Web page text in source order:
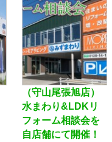
（守山尾張旭店）
水まわり&LDKリ
フォーム相談会を
自店舗にて開催！